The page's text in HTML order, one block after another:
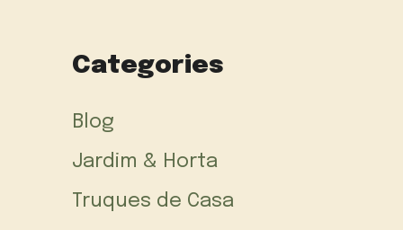
Categories
Blog
Jardim & Horta
Truques de Casa